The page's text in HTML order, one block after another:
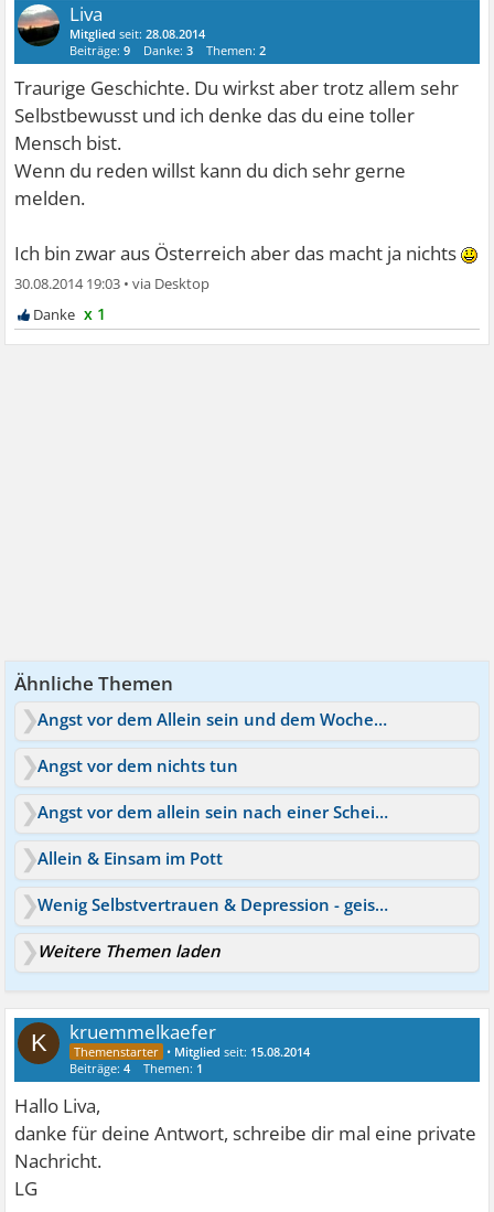
Liva
Mitglied seit:28.08.2014
Beiträge:9 Danke:3 Themen:2
Traurige Geschichte. Du wirkst aber trotz allem sehr
Selbstbewusst und ich denke das du eine toller
Mensch bist.
Wenn du reden willst kann du dich sehr gerne
melden.
Ich bin zwar aus Österreich aber das macht ja nichts
30.08.2014 19:03 •
x 1
Ähnliche Themen
Angst vor dem Allein sein und dem Wochenstart
Angst vor dem nichts tun
Angst vor dem allein sein nach einer Scheidung
Allein & Einsam im Pott
Wenig Selbstvertrauen & Depression - geistig allein
Weitere Themen laden
K kruemmelkaefer
• Mitglied seit: 15.08.2014
Beiträge:4 Themen: 1
Hallo Liva,
danke für deine Antwort, schreibe dir mal eine private
Nachricht.
LG